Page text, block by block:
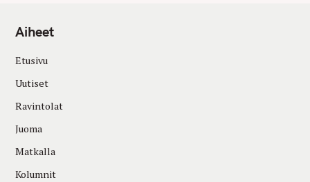
Aiheet
Etusivu
Uutiset
Ravintolat
Juoma
Matkalla
Kolumnit